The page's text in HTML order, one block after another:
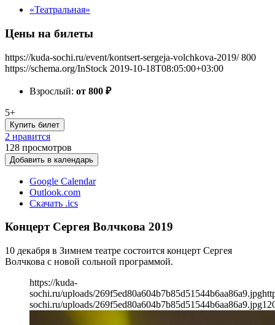
«Театральная»
Цены на билеты
https://kuda-sochi.ru/event/kontsert-sergeja-volchkova-2019/ 800
https://schema.org/InStock 2019-10-18T08:05:00+03:00
Взрослый: от 800 ₽
5+
Купить билет
2 нравится
128 просмотров
Добавить в календарь
Google Calendar
Outlook.com
Скачать .ics
Концерт Сергея Волчкова 2019
10 декабря в Зимнем театре состоится концерт Сергея
Волчкова с новой сольной программой.
https://kuda-
sochi.ru/uploads/269f5ed80a604b7b85d51544b6aa86a9.jpg
sochi.ru/uploads/269f5ed80a604b7b85d51544b6aa86a9.jpg